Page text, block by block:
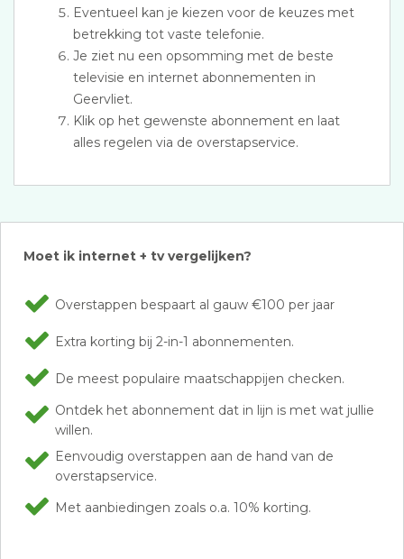
Eventueel kan je kiezen voor de keuzes met
betrekking tot vaste telefonie.
Je ziet nu een opsomming met de beste
televisie en internet abonnementen in
Geervliet.
Klik op het gewenste abonnement en laat
alles regelen via de overstapservice.
Moet ik internet + tv vergelijken?
Overstappen bespaart al gauw €100 per jaar
Extra korting bij 2-in-1 abonnementen.
De meest populaire maatschappijen checken.
Ontdek het abonnement dat in lijn is met wat jullie
willen.
Eenvoudig overstappen aan de hand van de
overstapservice.
Met aanbiedingen zoals o.a. 10% korting.